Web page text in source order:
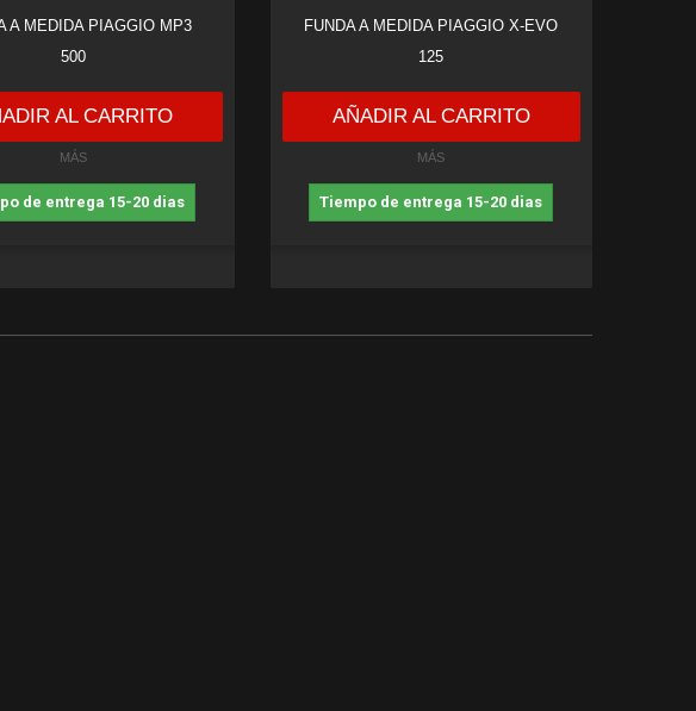
A MEDIDA PIAGGIO MP3
500
AL CARRITO
MÁS
de entrega 15-20 dias
FUNDA A MEDIDA PIAGGIO X-EVO
125
AÑADIR AL CARRITO
MÁS
Tiempo de entrega 15-20 dias